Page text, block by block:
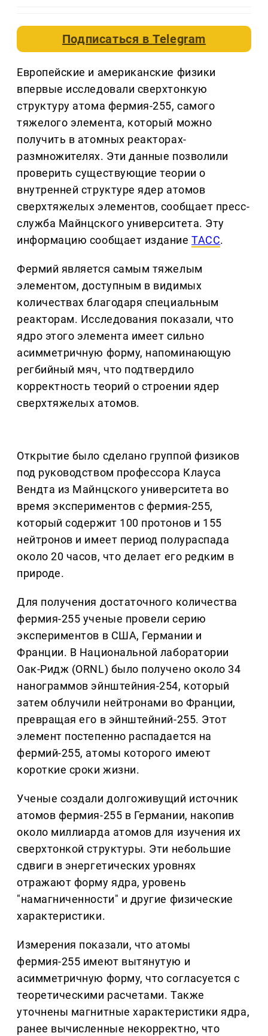
Подписаться вTelegram
Европейские и американские физики
впервые исследовали сверхтонкую
структуру атома фермия-255, самого
тяжелого элемента, который можно
получить в атомных реакторах-
размножителях. Эти данные позволили
проверить существующие теории о
внутренней структуре ядер атомов
сверхтяжелых элементов, сообщает пресс-
служба Майнцского университета. Эту
информацию сообщает изданиеТАСС.
Фермий является самым тяжелым
элементом, доступным в видимых
количествах благодаря специальным
реакторам. Исследования показали, что
ядро этого элемента имеет сильно
асимметричную форму, напоминающую
регбийный мяч, что подтвердило
корректность теорий о строении ядер
сверхтяжелых атомов.
Открытие было сделано группой физиков
под руководством профессора Клауса
Вендта из Майнцского университета во
время экспериментов с фермия-255,
который содержит 100 протонов и 155
нейтронов и имеет период полураспада
около 20 часов, что делает его редким в
природе.
Для получения достаточного количества
фермия-255 ученые провели серию
экспериментов в США, Германии и
Франции. В Национальной лаборатории
Оак-Ридж (ORNL) было получено около 34
нанограммов эйнштейния-254, который
затем облучили нейтронами во Франции,
превращая его в эйнштейний-255. Этот
элемент постепенно распадается на
фермий-255, атомы которого имеют
короткие сроки жизни.
Ученые создали долгоживущий источник
атомов фермия-255 в Германии, накопив
около миллиарда атомов для изучения их
сверхтонкой структуры. Эти небольшие
сдвиги в энергетических уровнях
отражают форму ядра, уровень
"намагниченности" и другие физические
характеристики.
Измерения показали, что атомы
фермия-255 имеют вытянутую и
асимметричную форму, что согласуется с
теоретическими расчетами. Также
уточнены магнитные характеристики ядра,
ранее вычисленные некорректно, что